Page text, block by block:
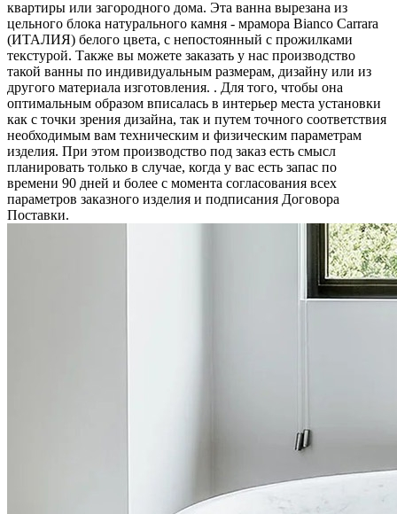
квартиры или загородного дома. Эта ванна вырезана из
цельного блока натурального камня - мрамора Bianco Carrara
(ИТАЛИЯ) белого цвета, c непостоянный с прожилками
текстурой. Также вы можете заказать у нас производство
такой ванны по индивидуальным размерам, дизайну или из
другого материала изготовления. . Для того, чтобы она
оптимальным образом вписалась в интерьер места установки
как с точки зрения дизайна, так и путем точного соответствия
необходимым вам техническим и физическим параметрам
изделия. При этом производство под заказ есть смысл
планировать только в случае, когда у вас есть запас по
времени 90 дней и более с момента согласования всех
параметров заказного изделия и подписания Договора
Поставки.